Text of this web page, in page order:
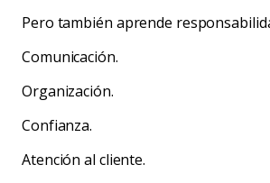
Pero también aprende
Comunicación.
Organización.
Confianza.
Atención al cliente.